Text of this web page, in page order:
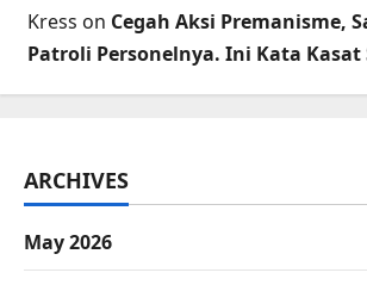
Kress on Cegah Aksi Premanisme,
Patroli Personelnya. Ini Kata Kasat
ARCHIVES
May 2026